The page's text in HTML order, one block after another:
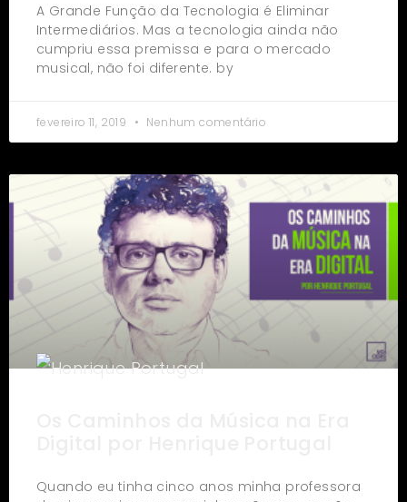
A Grande Função da Tecnologia é Eliminar
Intermediários. Mas a tecnologia ainda não
cumpriu essa premissa e para o mercado
musical, não foi diferente. by
fevereiro 11, 2019 Nenhum comentário
Quando eu tinha cinco anos minha professora